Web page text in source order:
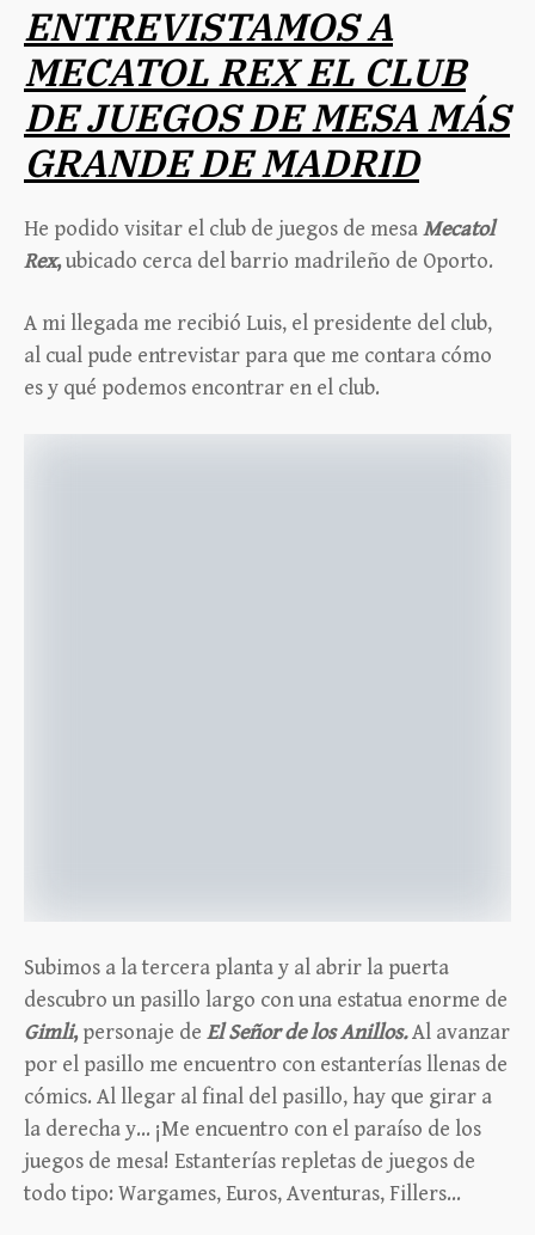
ENTREVISTAMOS A
MECATOL REX EL CLUB
DE JUEGOS DE MESA MÁS
GRANDE DE MADRID
He podido visitar el club de juegos de mesaMecatol
Rex,ubicado cerca del barrio madrileño de Oporto.
A mi llegada me recibió Luis, el presidente del club,
al cual pude entrevistar para que me contara cómo
es y qué podemos encontrar en el club.
Subimos a la tercera planta y al abrir la puerta
descubro un pasillo largo con una estatua enorme de
Gimli,personaje de El Señor de los Anillos.Al avanzar
por el pasillo me encuentro con estanterías llenas de
cómics. Al llegar al final del pasillo, hay que girar a
la derecha y… ¡Me encuentro con el paraíso de los
juegos de mesa! Estanterías repletas de juegos de
todo tipo: Wargames, Euros, Aventuras, Fillers…